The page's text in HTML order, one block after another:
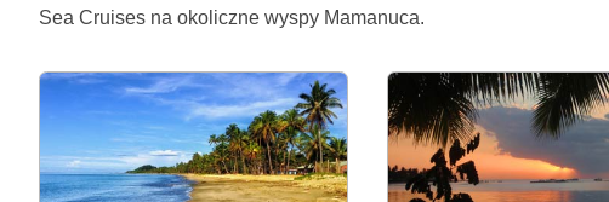
Sea Cruises na okoliczne wyspy Mamanuca.